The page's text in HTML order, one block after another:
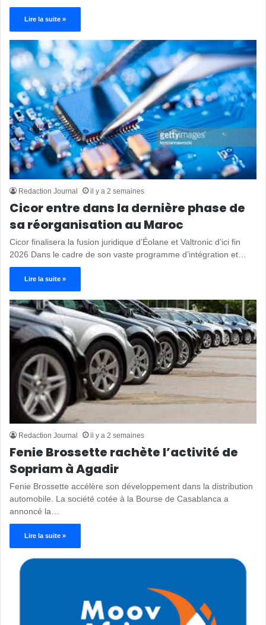
Lire la suite »
Redaction Journal il y a 2 semaines
Cicor entre dans la dernière phase de
sa réorganisation au Maroc
Cicor finalisera la fusion juridique d’Éolane et Valtronic d’ici fin
2026 Dans le cadre de son vaste programme d’intégration et…
Lire la suite »
Redaction Journal il y a 2 semaines
Fenie Brossette rachète l’activité de
Sopriam à Agadir
Fenie Brossette accélère son développement dans la distribution
automobile. La société cotée à la Bourse de Casablanca a
annoncé la…
Lire la suite »